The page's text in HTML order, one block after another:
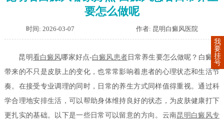
要怎么做呢
时间: 2026-03-07 作者: 昆明白癜风医院
昆明看白癜风哪家好点-白癜风患者日常养生要怎么做呢？白癜风
带来的不只是皮肤上的变化，也常常影响着患者的心理状态和生活节
奏。在接受专业调理的同时，日常的养生方式同样值得重视。通过科
学合理地安排生活，可以帮助身体维持良好的状态，为皮肤健康打下
更扎实的基础。以下是一些日常可以留意的方向。云南昆明白癜风专
我
要
挂
号